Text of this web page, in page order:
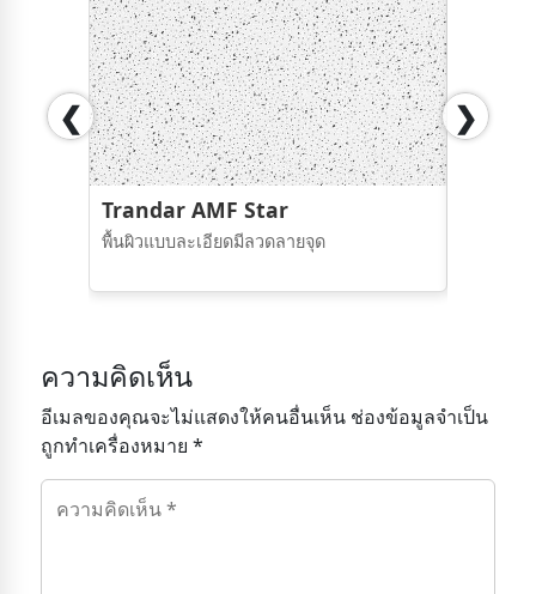
❮ ❯
Trandar AMF Star
พื้นผิวแบบละเอียดมีลวดลายจุด
ความคิดเห็น
อีเมลของคุณจะไม่แสดงให้คนอื่นเห็น ช่องข้อมูลจำเป็น
ถูกทำเครื่องหมาย *